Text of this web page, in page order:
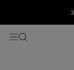
7500 TL